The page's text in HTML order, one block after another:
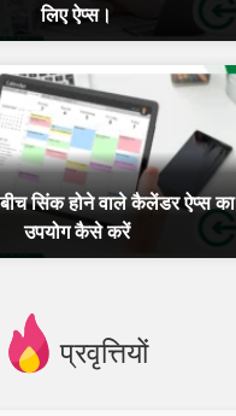
लिए ऐप्स।
सिंक होने वाले कैलेंडर ऐप्स का
उपयोग कैसे करें
प्रवृत्तियों